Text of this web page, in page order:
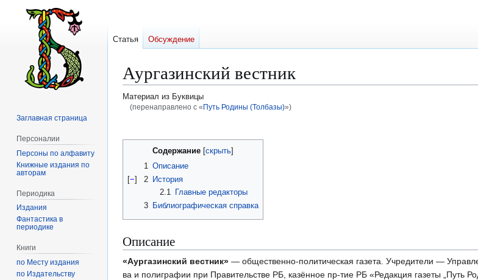
Аургазинский вестник
Материал из Буквицы
(перенаправлено с « Путь Родины (Толбазы)»)
к
навигации
к
Содержание
1 Описание
[−] 2
История
2.1
Главные редакторы
3
Библиографическая справка
Описание
«Аургазинский вестник» — общественно-политическая газета. Учредители —
ва и полиграфии при Правительстве РБ, казённое пр-тие РБ «Редакция газеты „Путь
Статья Обсуждение
Заглавная страница
Персоналии
Персоны по алфавиту
Книжные издания по
авторам
Периодика
Издания
Фантастика в
периодике
Книги
по Месту издания
по Издательству